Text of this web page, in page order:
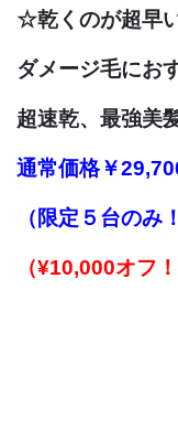
☆乾くのが超早
ダメージ毛にお
超速乾、 最強美
通常価格￥
（限定５台のみ
（¥10,000オフ！